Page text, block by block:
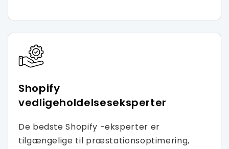
Shopify
vedligeholdelseseksperter
De bedste Shopify -eksperter er
tilgængelige til præstationsoptimering,